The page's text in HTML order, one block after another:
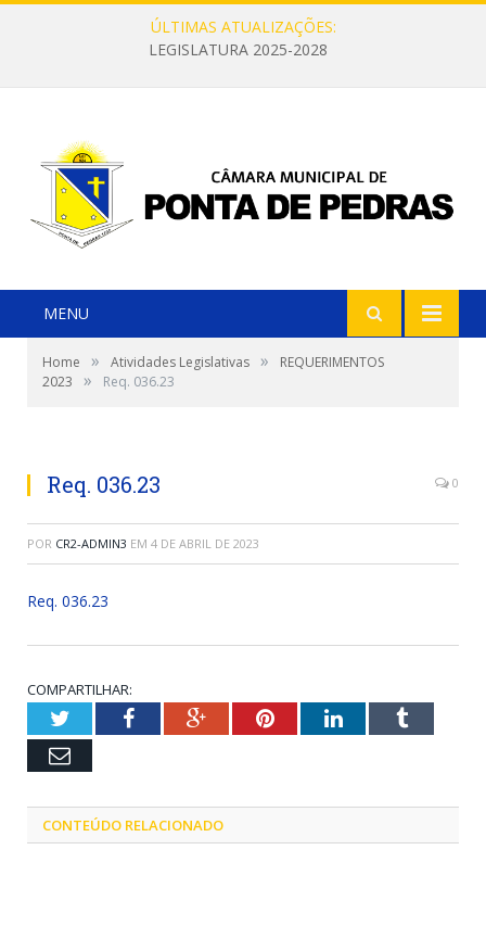
ÚLTIMAS ATUALIZAÇÕES:
LEGISLATURA 2025-2028
MENU
Home » Atividades Legislativas »
REQUERIMENTOS
2023
» Req. 036.23
Req. 036.23 0
POR CR2-ADMIN3 EM 4 DE ABRIL DE 2023
Req. 036.23
COMPARTILHAR:
TwitterFacebookGoogle+PinterestLinkedInTumblr
Email
CONTEÚDO RELACIONADO